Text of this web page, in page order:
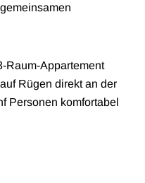
Raum-Appartement
Rügen direkt an der
Personen komfortabel